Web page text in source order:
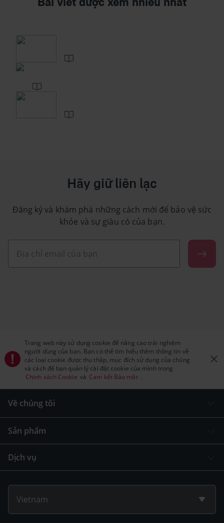
Bài viết được xem nhiều nhất
Hãy giữ liên lạc
Đăng ký và khám phá những cách mới để bảo vệ sức
khỏe và sự giàu có của bạn.
Trang web này sử dụng cookie để nâng cao trải nghiệm
người dùng của bạn. Bạn có thể tìm hiểu thêm thông tin về
các loại cookie được thu thập, mục đích sử dụng của chúng
và cách để bạn quản lý cài đặt cookie của mình trong
Chính sách Cookie và Cam kết Bảo mật .
Về chúng tôi
Sản phẩm
Dịch vụ
Vietnam